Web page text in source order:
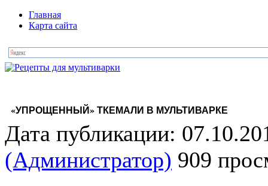
Главная
Карта сайта
«УПРОЩЕННЫЙ» ТКЕМАЛИ В МУЛЬТИВАРКЕ
Дата публикации:
(Администратор) 909